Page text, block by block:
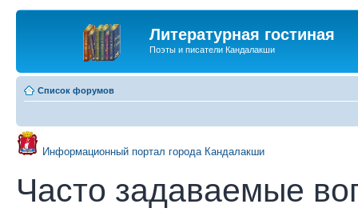
Литературная гостиная
Поэты и писатели Кандалакши
Список форумов
Информационный портал города Кандалакши
Часто задаваемые